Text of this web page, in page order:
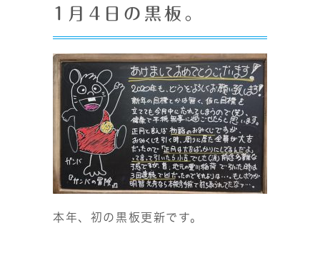
1月4日の黒板。
本年、初の黒板更新です。